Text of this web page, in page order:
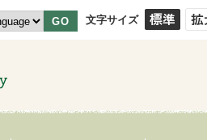
GO 文字サイズ